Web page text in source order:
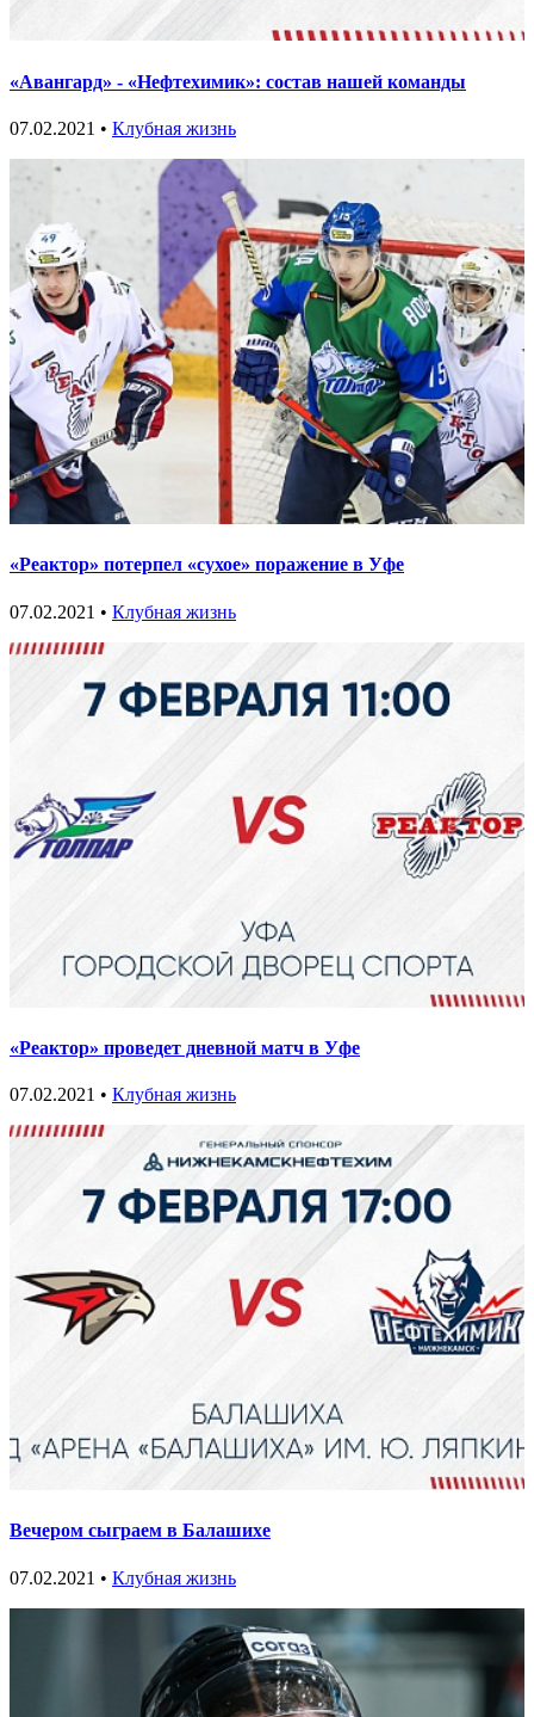
«Авангард» - «Нефтехимик»: состав нашей команды
07.02.2021 • Клубная жизнь
«Реактор» потерпел «сухое» поражение в Уфе
07.02.2021 • Клубная жизнь
«Реактор» проведет дневной матч в Уфе
07.02.2021 • Клубная жизнь
Вечером сыграем в Балашихе
07.02.2021 • Клубная жизнь